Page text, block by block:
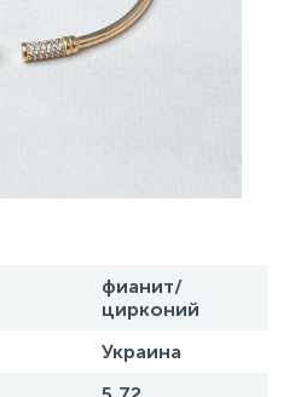
фианит/
цирконий
Украина